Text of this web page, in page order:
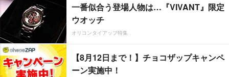
一番似合う登場人物は…『VIVANT』限定
ウオッチ
オリコンタイアップ特集
【8月12日まで！】チョコザップキャンペ
ーン実施中！